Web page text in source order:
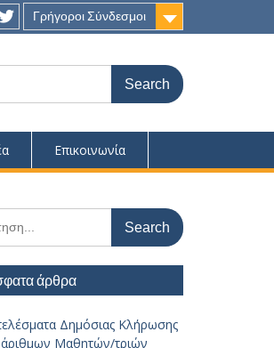
Γρήγοροι Σύνδεσμοι
twitter
Επικοινωνία
άρθρα
Δημόσιας Κλήρωσης
Μαθητών/τριών